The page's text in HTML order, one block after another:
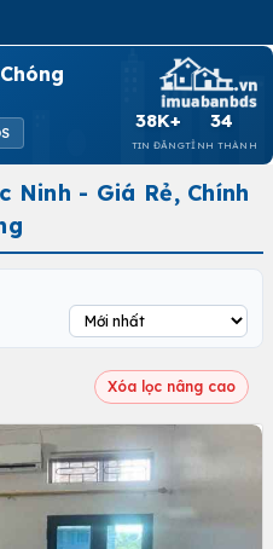
38K+
TIN ĐĂNG
34
TỈNH THÀNH
Ninh - Giá Rẻ, Chính
Xóa lọc nâng cao